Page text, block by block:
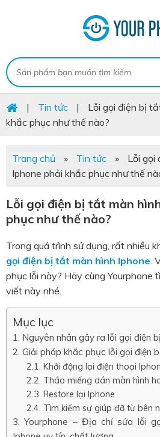
| Tin tức |
Lỗi gọi điện bị
khắc phục như thế nào?
Trang chủ » Tin tức »
Lỗi gọi
Iphone phải khắc phục như thế
Lỗi gọi điện bị tắt màn
phục như thế nào?
Trong quá trình sử dụng, rất nhiều
gọi điện bị tắt màn hình Iphone.
phục lỗi này? Hãy cùng Yourphone
viết này nhé.
Mục lục
Nguyên nhân gây ra lỗi gọi điện
Giải pháp khắc phục lỗi gọi điện
Khởi động lại điện thoại
Tháo miếng dán màn hình
Restore lại Iphone
Tìm kiếm sự giúp đỡ từ bên
Yourphone – Địa chỉ sửa lỗi